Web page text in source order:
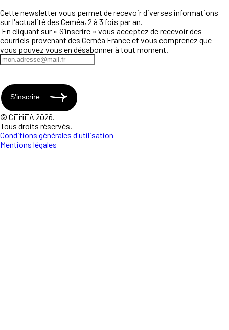
Cette newsletter vous permet de recevoir diverses informations
sur l'actualité des Ceméa, 2 à 3 fois par an.
En cliquant sur « S’inscrire » vous acceptez de recevoir des
courriels provenant des Ceméa France et vous comprenez que
vous pouvez vous en désabonner à tout moment.
S'inscrire
© CEMEA 2026.
Tous droits réservés.
Conditions générales d'utilisation
Mentions légales